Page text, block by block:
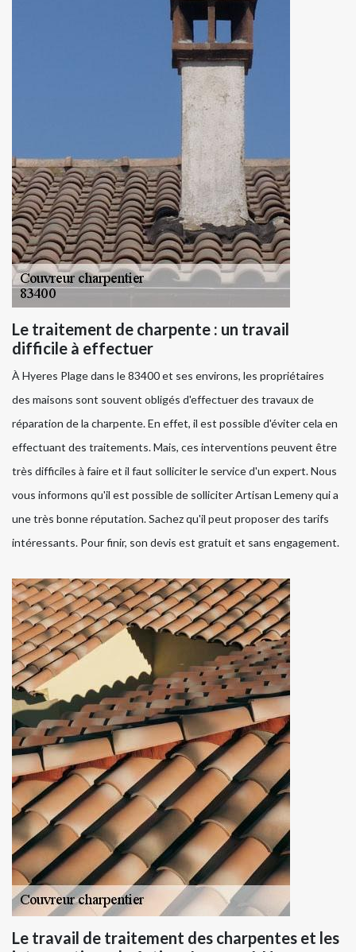
Le traitement de charpente : un travail
difficile à effectuer
À Hyeres Plage dans le 83400 et ses environs, les propriétaires
des maisons sont souvent obligés d'effectuer des travaux de
réparation de la charpente. En effet, il est possible d'éviter cela en
effectuant des traitements. Mais, ces interventions peuvent être
très difficiles à faire et il faut solliciter le service d'un expert. Nous
vous informons qu'il est possible de solliciter Artisan Lemeny qui a
une très bonne réputation. Sachez qu'il peut proposer des tarifs
intéressants. Pour finir, son devis est gratuit et sans engagement.
Le travail de traitement des charpentes et les